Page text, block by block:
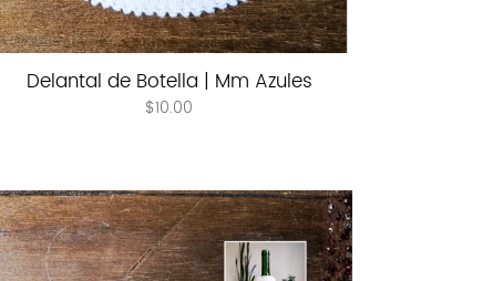
Delantal de Botella | Mm Azules
$10.00